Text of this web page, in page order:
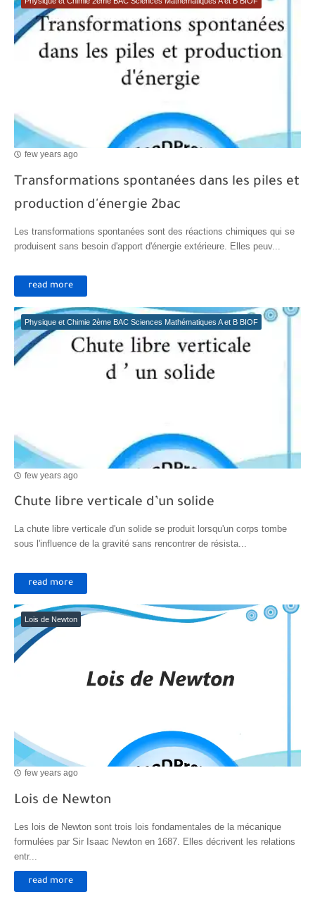
Chute libre verticale d’un solide
few years ago
Transformations spontanées dans les piles et
production d'énergie 2bac
Les transformations spontanées sont des réactions chimiques qui se
produisent sans besoin d'apport d'énergie extérieure. Elles peuv...
read more
Physique et Chimie 2ème BAC Sciences Mathématiques A et B BIOF
few years ago
Chute libre verticale d’un solide
La chute libre verticale d'un solide se produit lorsqu'un corps tombe
sous l'influence de la gravité sans rencontrer de résista...
read more
Lois de Newton
few years ago
Lois de Newton
Les lois de Newton sont trois lois fondamentales de la mécanique
formulées par Sir Isaac Newton en 1687. Elles décrivent les relations
entr...
read more